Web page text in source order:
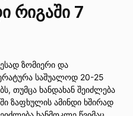
რიგაში 7
ზომიერი და
საშუალოდ 20-25
თუმცა ხანდახან შეიძლება
ზაფხულის ამინდი ხშირად